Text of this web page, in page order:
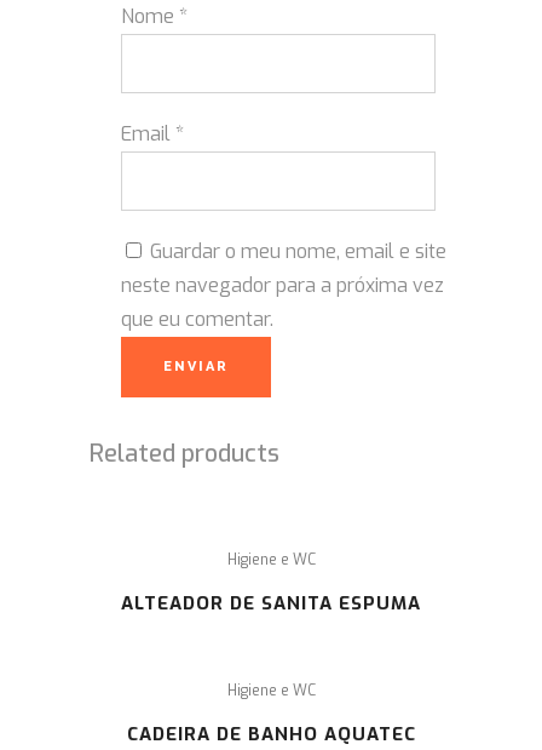
Nome *
Email *
Guardar o meu nome, email e site
neste navegador para a próxima vez
que eu comentar.
Related products
Higiene e WC
ALTEADOR DE SANITA ESPUMA
Higiene e WC
CADEIRA DE BANHO AQUATEC